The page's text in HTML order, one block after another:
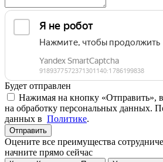
Будет отправлен
Нажимая на кнопку «Отправить»,
на обработку персональных данных.
данных в Политике.
Отправить
Оцените все преимущества
начните прямо сейчас